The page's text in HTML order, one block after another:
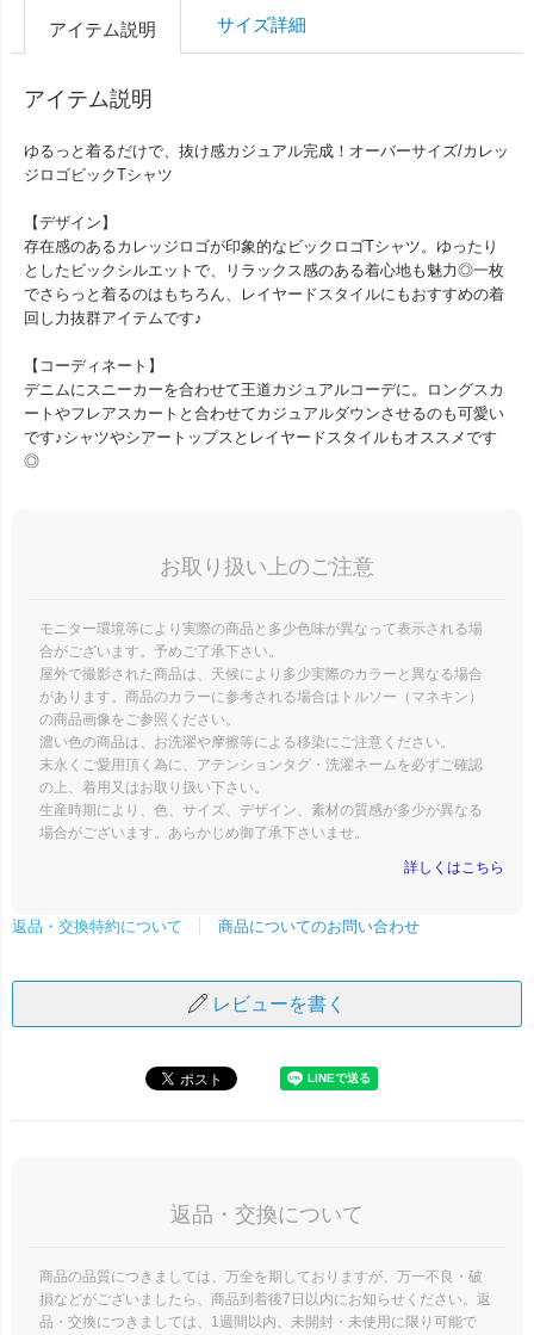
アイテム説明 サイズ詳細
アイテム説明
ゆるっと着るだけで、抜け感カジュアル完成！オーバーサイズ/カレッ
ジロゴビックTシャツ
【デザイン】
存在感のあるカレッジロゴが印象的なビックロゴTシャツ。ゆったり
としたビックシルエットで、リラックス感のある着心地も魅力◎一枚
でさらっと着るのはもちろん、レイヤードスタイルにもおすすめの着
回し力抜群アイテムです♪
【コーディネート】
デニムにスニーカーを合わせて王道カジュアルコーデに。ロングスカ
ートやフレアスカートと合わせてカジュアルダウンさせるのも可愛い
です♪シャツやシアートップスとレイヤードスタイルもオススメです
◎
お取り扱い上のご注意
モニター環境等により実際の商品と多少色味が異なって表示される場
合がございます。予めご了承下さい。
屋外で撮影された商品は、天候により多少実際のカラーと異なる場合
があります。商品のカラーに参考される場合はトルソー（マネキン）
の商品画像をご参照ください。
濃い色の商品は、お洗濯や摩擦等による移染にご注意ください。
末永くご愛用頂く為に、アテンションタグ・洗濯ネームを必ずご確認
の上、着用又はお取り扱い下さい。
生産時期により、色、サイズ、デザイン、素材の質感が多少が異なる
場合がございます。あらかじめ御了承下さいませ。
詳しくはこちら
返品・交換特約について 商品についてのお問い合わせ
レビューを書く
返品・交換について
商品の品質につきましては、万全を期しておりますが、万一不良・破
損などがございましたら、商品到着後7日以内にお知らせください。返
品・交換につきましては、1週間以内、未開封・未使用に限り可能で